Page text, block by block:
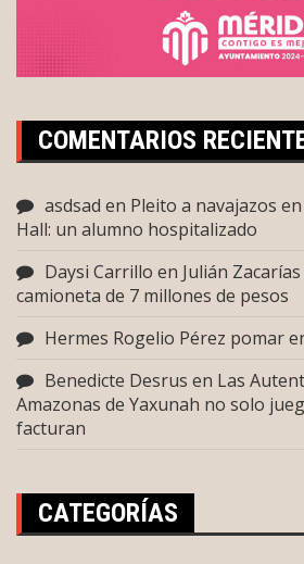
COMENTARIOS
asdsad en Pleito a navajazos
Hall: un alumno hospitalizado
Daysi Carrillo en Julián
camioneta de 7 millones de pesos
Hermes Rogelio Pérez pomar
Benedicte Desrus en Las
Amazonas de Yaxunah no solo
facturan
CATEGORÍAS